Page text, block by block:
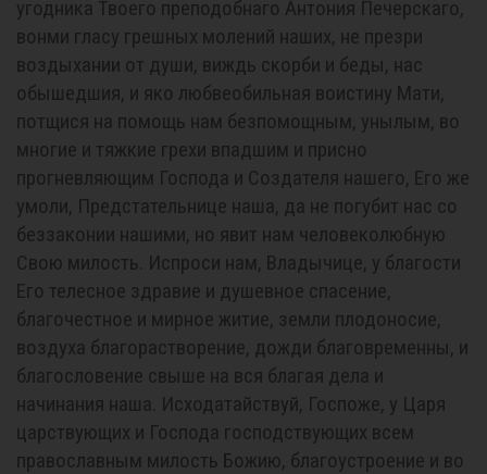
угодника Твоего преподобнаго Антония Печерскаго,
вонми гласу грешных молений наших, не презри
воздыхании от души, виждь скорби и беды, нас
обышедшия, и яко любвеобильная воистину Мати,
потщися на помощь нам безпомощным, унылым, во
многие и тяжкие грехи впадшим и присно
прогневляющим Господа и Создателя нашего, Его же
умоли, Предстательнице наша, да не погубит нас со
беззаконии нашими, но явит нам человеколюбную
Свою милость. Испроси нам, Владычице, у благости
Его телесное здравие и душевное спасение,
благочестное и мирное житие, земли плодоносие,
воздуха благорастворение, дожди благовременны, и
благословение свыше на вся благая дела и
начинания наша. Исходатайствуй, Госпоже, у Царя
царствующих и Господа господствующих всем
православным милость Божию, благоустроение и во